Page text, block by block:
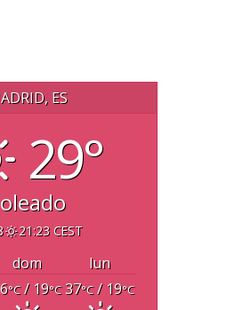
ES
29°
21:23 CEST
dom
lun
°C/ 19°C 37°C/ 19°C